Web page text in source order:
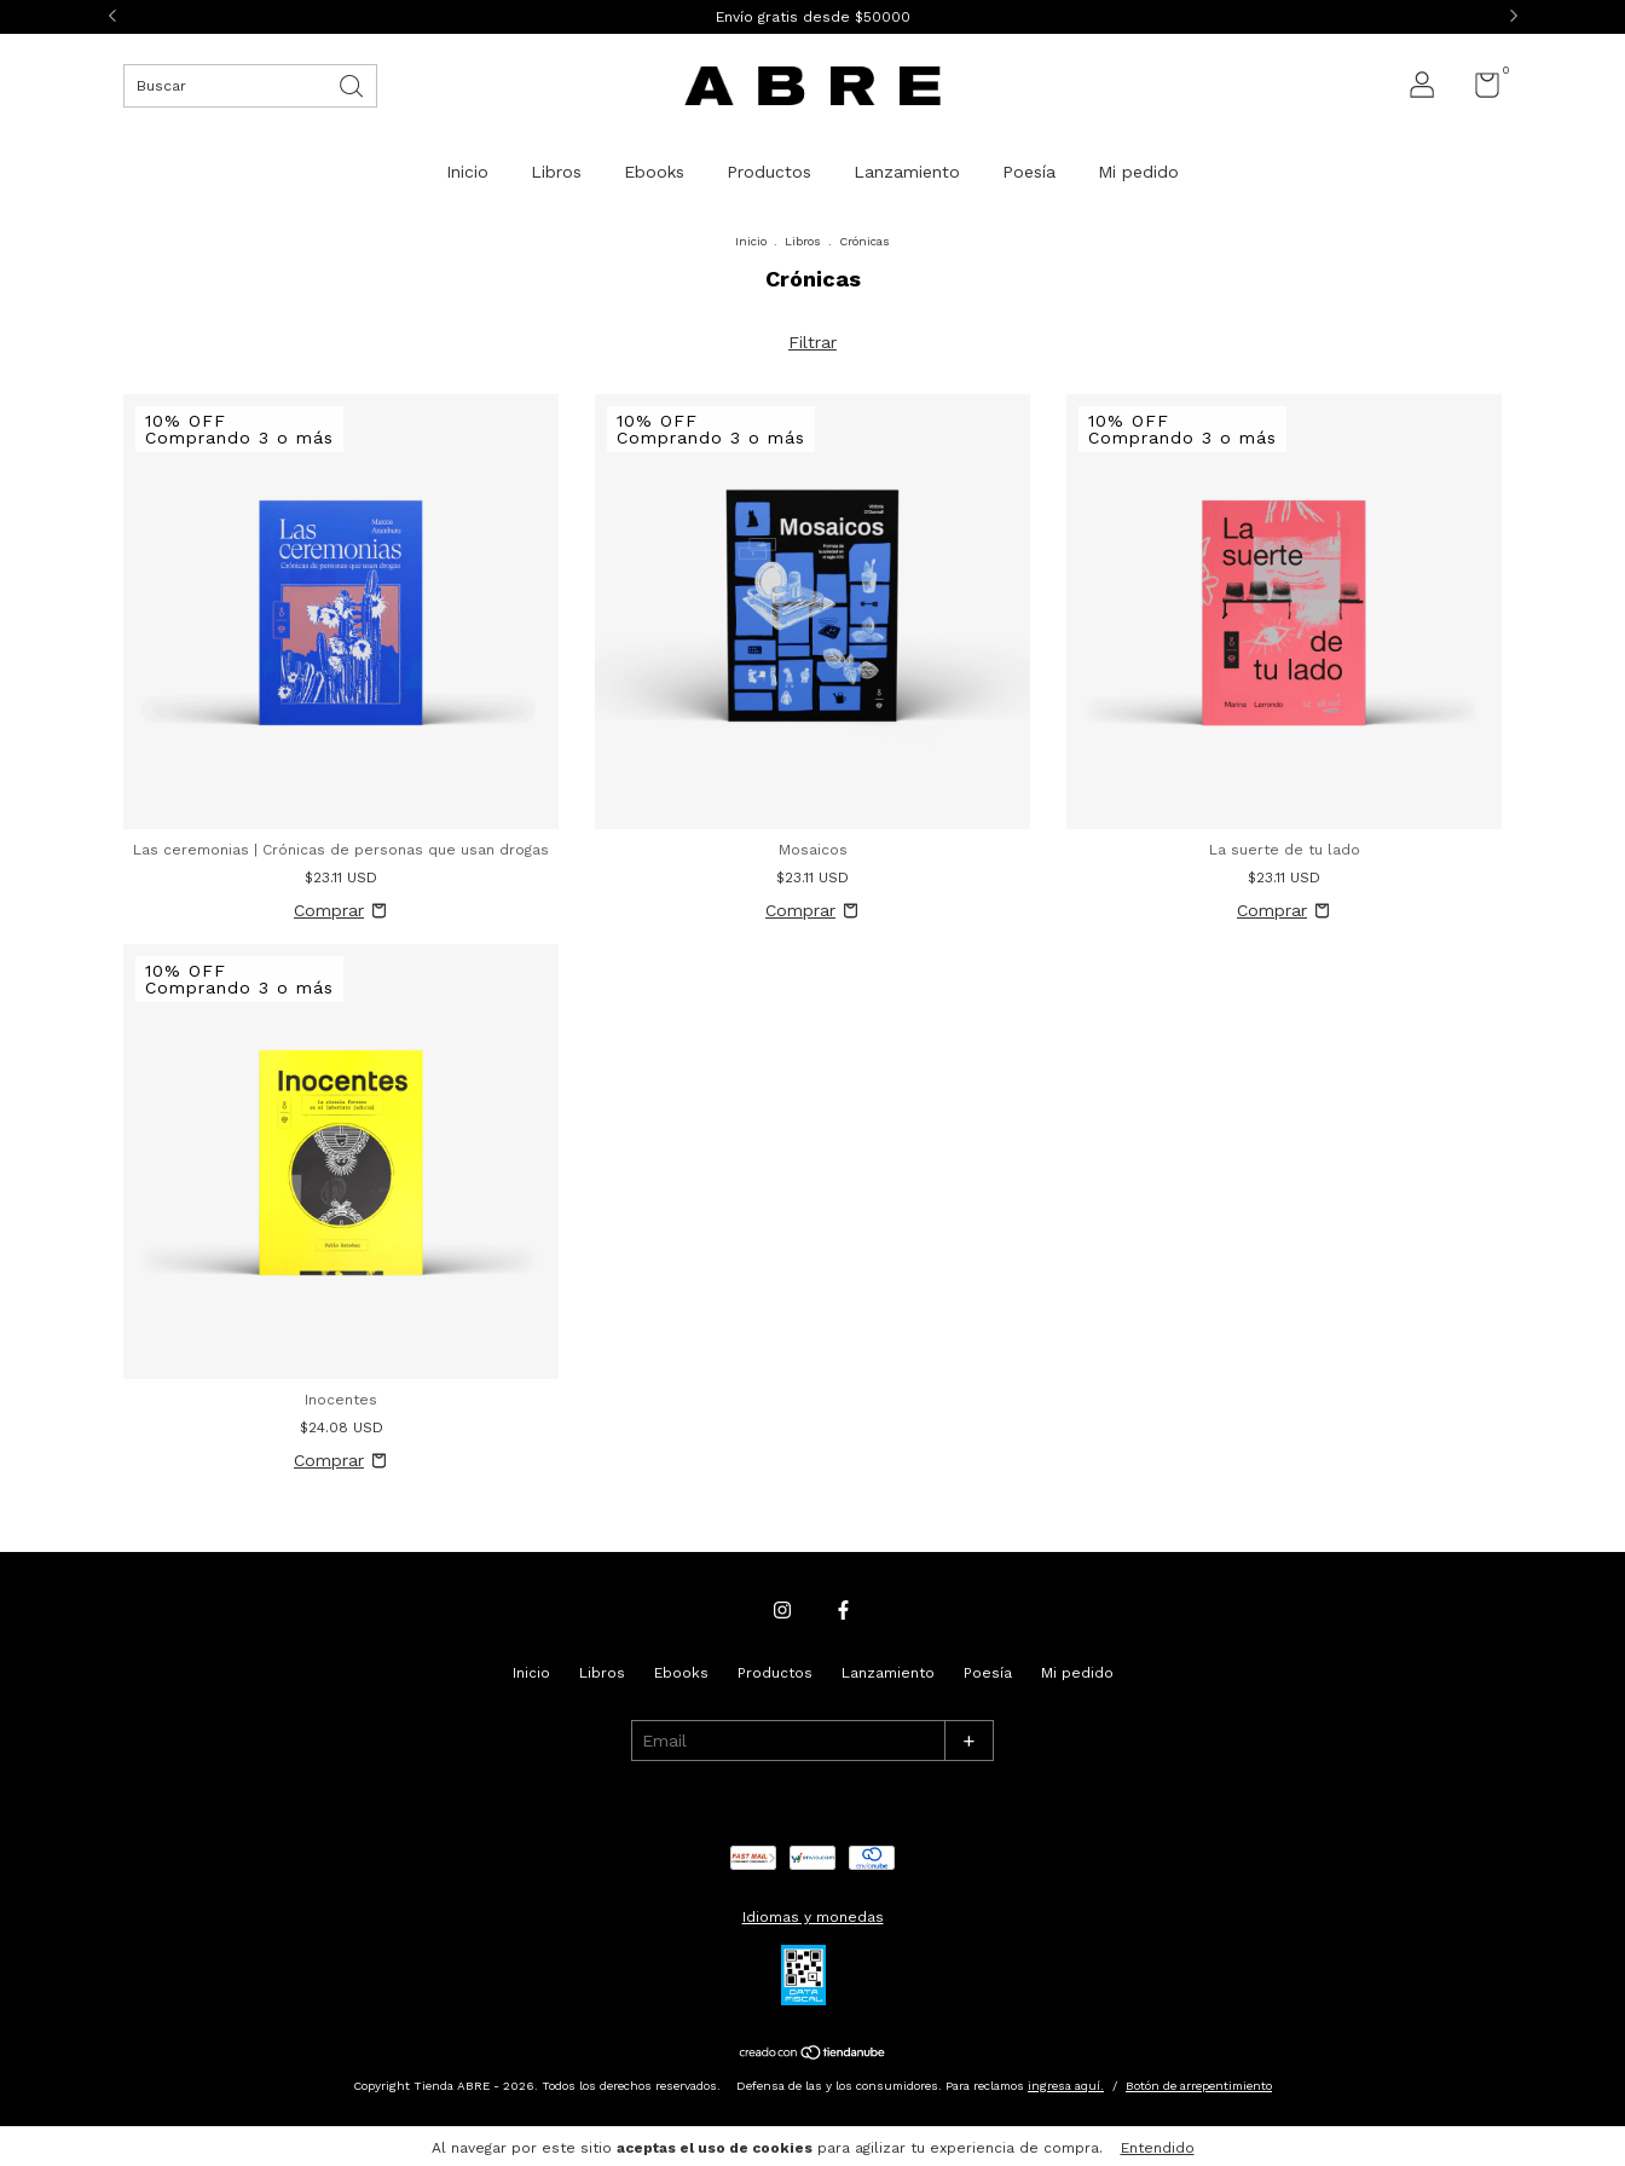
Envío gratis desde $50000
0
Inicio Libros Ebooks Productos Lanzamiento Poesía Mi pedido
Al navegar por este sitio aceptas el uso de cookiespara agilizar tu experiencia de compra. Entendido
Inicio Libros Crónicas
Crónicas
Filtrar
10% OFF
Comprando 3 o más
Las ceremonias | Crónicas de personas que usan drogas
$23.11 USD
10% OFF
Comprando 3 o más
Mosaicos
$23.11 USD
10% OFF
Comprando 3 o más
La suerte de tu lado
$23.11 USD
10% OFF
Comprando 3 o más
Inocentes
$24.08 USD
Inicio Libros Ebooks Productos Lanzamiento Poesía Mi pedido
+
Idiomas y monedas
Copyright Tienda ABRE - 2026. Todos los derechos reservados. Defensa de las y los consumidores. Para reclamos ingresa aquí. / Botón de arrepentimiento